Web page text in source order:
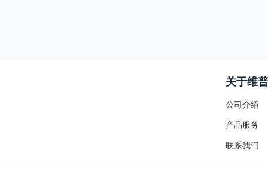
关于维普
公司介绍
产品服务
联系我们